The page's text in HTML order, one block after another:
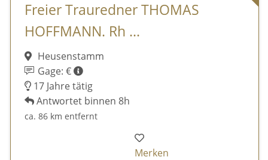
Freier Trauredner THOMAS
HOFFMANN. Rh ...
Heusenstamm
Gage: €
17 Jahre tätig
Antwortet binnen 8h
ca. 86 km entfernt
Merken